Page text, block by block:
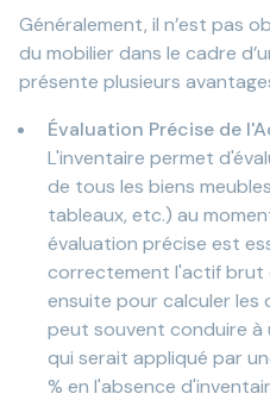
Généralement, il n’est pas
du mobilier dans le cadre
présente plusieurs
Évaluation Précise de
L'inventaire permet
de tous les biens
tableaux, etc.) au
évaluation précise est
correctement l'actif brut
ensuite pour calculer les
peut souvent conduire à
qui serait appliqué par
% en l'absence